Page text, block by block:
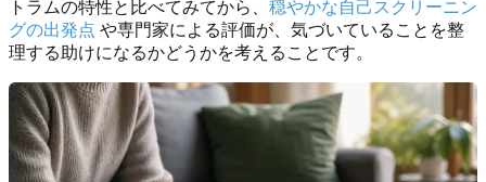
トラムの特性と比べてみてから、 穏やかな自己スクリーニン
グの出発点 や専門家による評価が、気づいていることを整
理する助けになるかどうかを考えることです。